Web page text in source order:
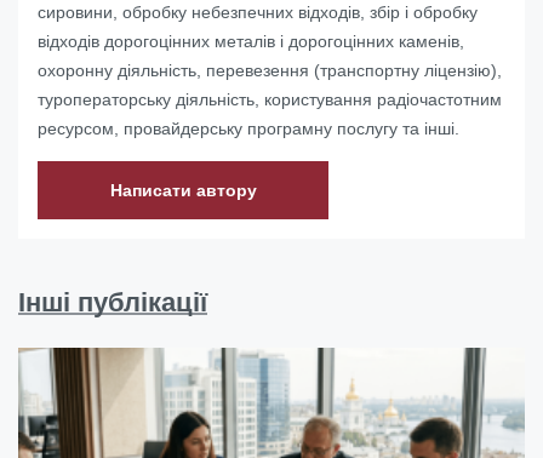
сировини, обробку небезпечних відходів, збір і обробку
відходів дорогоцінних металів і дорогоцінних каменів,
охоронну діяльність, перевезення (транспортну ліцензію),
туроператорську діяльність, користування радіочастотним
ресурсом, провайдерську програмну послугу та інші.
Написати автору
Інші публікації